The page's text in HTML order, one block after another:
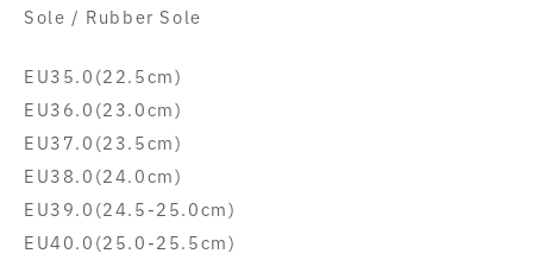
Sole / Rubber Sole
EU35.0(22.5cm)
EU36.0(23.0cm)
EU37.0(23.5cm)
EU38.0(24.0cm)
EU39.0(24.5-25.0cm)
EU40.0(25.0-25.5cm)